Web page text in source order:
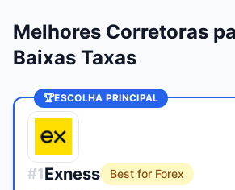
Melhores Corretoras
Baixas Taxas
🏆ESCOLHA PRINCIPAL
#1Exness
Best for Forex